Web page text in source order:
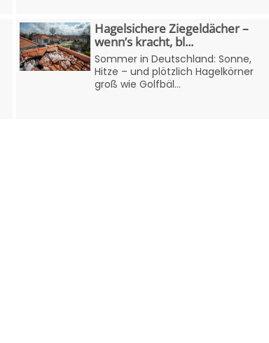
Hagelsichere Ziegeldächer –
wenn’s kracht, bl...
Sommer in Deutschland: Sonne,
Hitze – und plötzlich Hagelkörner
groß wie Golfbäl...